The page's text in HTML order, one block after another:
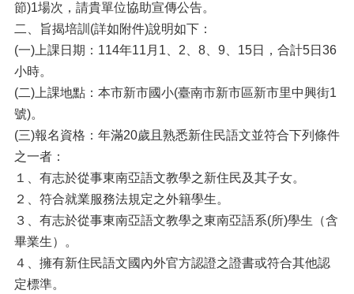
節)1場次，請貴單位協助宣傳公告。
二、旨揭培訓(詳如附件)說明如下：
(一)上課日期：114年11月1、2、8、9、15日，合計5日36
小時。
(二)上課地點：本市新市國小(臺南市新市區新市里中興街1
號)。
(三)報名資格：年滿20歲且熟悉新住民語文並符合下列條件
之一者：
１、有志於從事東南亞語文教學之新住民及其子女。
２、符合就業服務法規定之外籍學生。
３、有志於從事東南亞語文教學之東南亞語系(所)學生（含
畢業生）。
４、擁有新住民語文國內外官方認證之證書或符合其他認
定標準。